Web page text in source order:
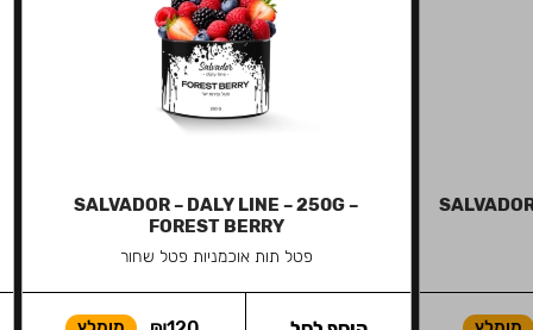
SALVADOR – DALY LINE – 250G –
FOREST BERRY
פטל תות אוכמניות פטל שחור